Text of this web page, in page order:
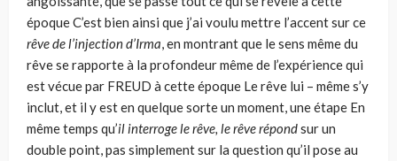
époque C’est bien ainsi que j’ai voulu mettre l’accent sur ce
rêve de l’injection d’Irma, en montrant que le sens même du
rêve se rapporte à la profondeur même de l’expérience qui
est vécue par FREUD à cette époque Le rêve lui – même s’y
inclut, et il y est en quelque sorte un moment, une étape En
même temps qu’ilinterroge le rêve, le rêve répondsur un
double point, pas simplement sur la question qu’il pose au